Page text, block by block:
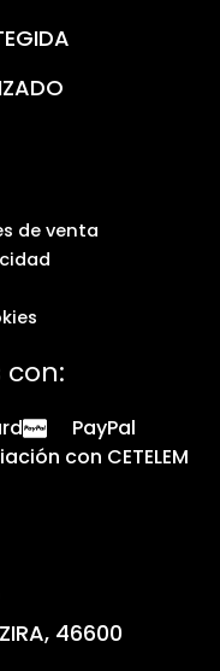
de venta
PayPal
con CETELEM
46600